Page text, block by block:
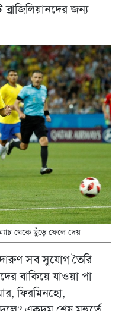
জন্য
থেকে ছুঁড়ে ফেলে দেয়
সব সুযোগ তৈরি
বাকিয়ে যাওয়া পা
ফিরমিনহো,